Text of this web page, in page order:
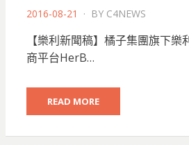
POSTED
2016-08-21 BY C4NEWS
【樂利新聞稿】橘子集團旗下
商平台HerB…
READ MORE